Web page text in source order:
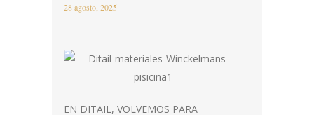
28 agosto, 2025
EN DITAIL, VOLVEMOS PARA